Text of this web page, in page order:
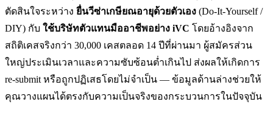
ตัดสินใจระหว่าง ยื่นวีซ่าเกษียณอายุด้วยตัวเอง (Do-It-Yourself /
DIY) กับ ใช้บริษัทตัวแทนมืออาชีพอย่าง iVC โดยอ้างอิงจาก
สถิติเคสจริงกว่า 30,000 เคสตลอด 14 ปีที่ผ่านมา ผู้สมัครส่วน
ใหญ่ประเมินเวลาและความซับซ้อนต่ำเกินไป ส่งผลให้เกิดการ
re-submit หรือถูกปฏิเสธโดยไม่จำเป็น — ข้อมูลด้านล่างช่วยให้
คุณวางแผนได้ตรงกับความเป็นจริงของกระบวนการในปัจจุบัน